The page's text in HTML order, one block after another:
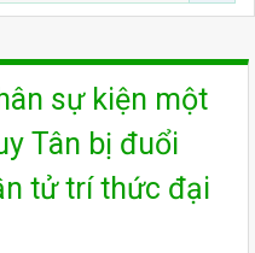
sự kiện một
Tân bị đuổi
tử trí thức đại